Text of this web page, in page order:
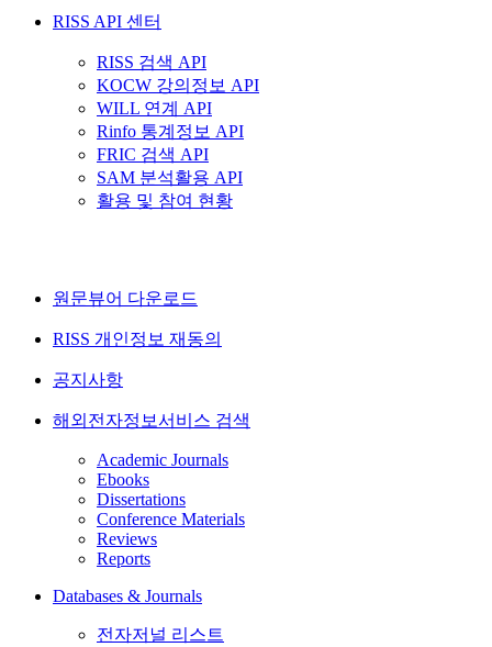
RISS API 센터
RISS 검색 API
KOCW 강의정보 API
WILL 연계 API
Rinfo 통계정보 API
FRIC 검색 API
SAM 분석활용 API
활용 및 참여 현황
원문뷰어 다운로드
RISS 개인정보 재동의
공지사항
해외전자정보서비스 검색
Academic Journals
Ebooks
Dissertations
Conference Materials
Reviews
Reports
Databases & Journals
전자저널 리스트